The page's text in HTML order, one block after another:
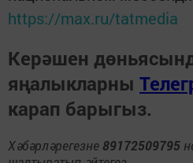
https://max.ru/tatmedia
Керәшен
яңалыкларны
карап барыгыз.
Хәбәрләрегезне 89172509795